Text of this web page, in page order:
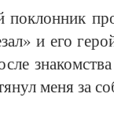
и его
ме­ня за